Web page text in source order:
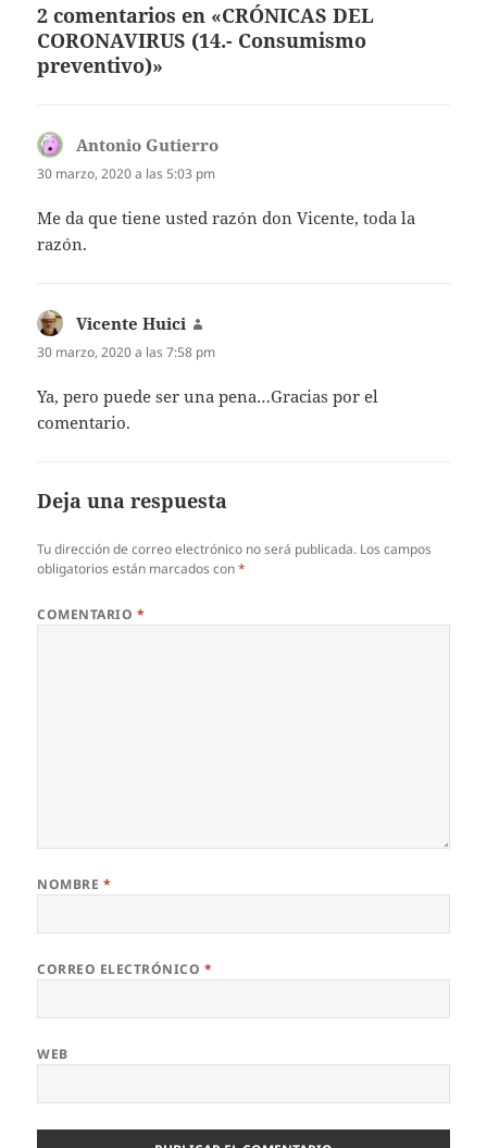
2 comentarios en «CRÓNICAS DEL
CORONAVIRUS (14.- Consumismo
preventivo)»
Antonio Gutierro
30 marzo, 2020 a las 5:03 pm
Me da que tiene usted razón don Vicente, toda la
razón.
Vicente Huici
30 marzo, 2020 a las 7:58 pm
Ya, pero puede ser una pena…Gracias por el
comentario.
Deja una respuesta
Tu dirección de correo electrónico no será publicada. Los campos
obligatorios están marcados con*
COMENTARIO *
NOMBRE *
CORREO ELECTRÓNICO *
WEB